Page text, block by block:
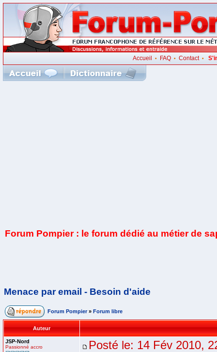
Accueil • FAQ• Contact•
Forum Pompier : le forum dédié au métier de
Menace par email - Besoin d'aide
Forum Pompier » Forum libre
Auteur
JSP-Nord
Passionné accro Posté le: 14 Fév 2010,